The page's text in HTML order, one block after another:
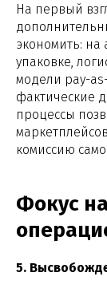
На первый
экономить: на
упаковке,
модели pay-
фактические
процессы
комиссию
Фокус
5.